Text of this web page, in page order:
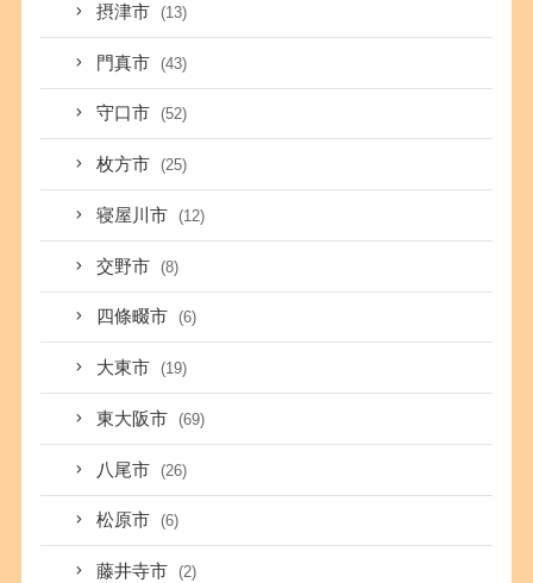
摂津市 (13)
門真市 (43)
守口市 (52)
枚方市 (25)
寝屋川市 (12)
交野市 (8)
四條畷市 (6)
大東市 (19)
東大阪市 (69)
八尾市 (26)
松原市 (6)
藤井寺市 (2)